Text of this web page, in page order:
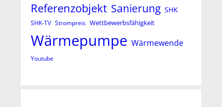
Referenzobjekt Sanierung SHK
SHK-TV Strompreis Wettbewerbsfähigkeit
Wärmepumpe Wärmewende
Youtube